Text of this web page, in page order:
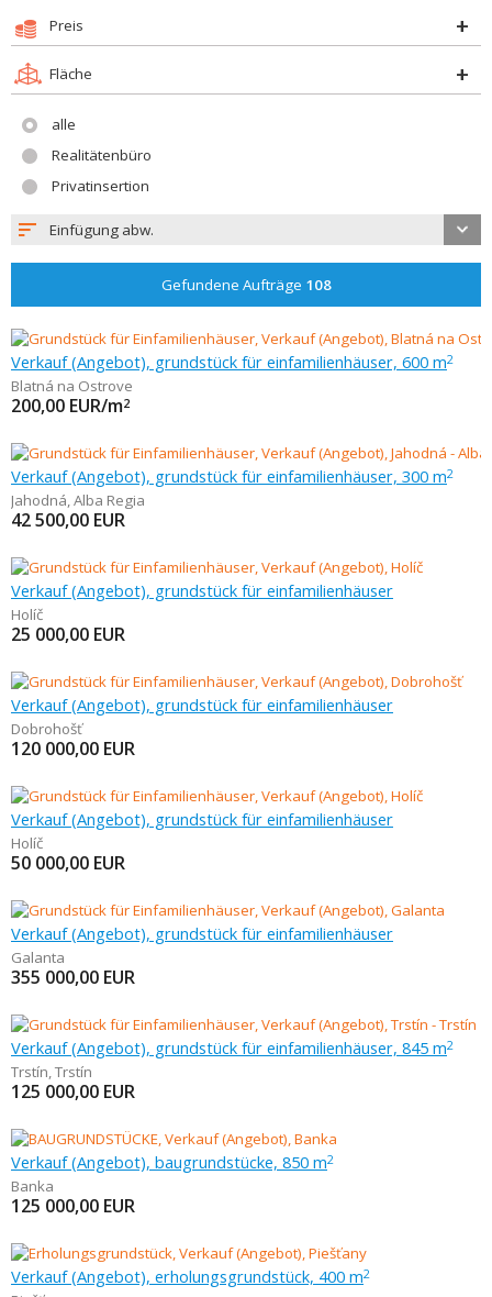
Preis
Fläche
alle
Realitätenbüro
Privatinsertion
Einfügung abw.
Gefundene Aufträge 108
Verkauf (Angebot), grundstück für einfamilienhäuser, 600 m2
Blatná na Ostrove
200,00 EUR/m2
Verkauf (Angebot), grundstück für einfamilienhäuser, 300 m2
Jahodná,Alba Regia
42 500,00 EUR
Verkauf (Angebot), grundstück für einfamilienhäuser
Holíč
25 000,00 EUR
Verkauf (Angebot), grundstück für einfamilienhäuser
Dobrohošť
120 000,00 EUR
Verkauf (Angebot), grundstück für einfamilienhäuser
Holíč
50 000,00 EUR
Verkauf (Angebot), grundstück für einfamilienhäuser
Galanta
355 000,00 EUR
Verkauf (Angebot), grundstück für einfamilienhäuser, 845 m2
Trstín,Trstín
125 000,00 EUR
Verkauf (Angebot), baugrundstücke, 850 m2
Banka
125 000,00 EUR
Verkauf (Angebot), erholungsgrundstück, 400 m2